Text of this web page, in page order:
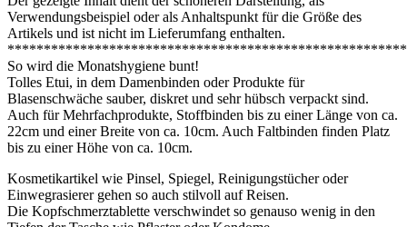
Verwendungsbeispiel oder als Anhaltspunkt für die Größe des
Artikels und ist nicht im Lieferumfang enthalten.
So wird die Monatshygiene bunt!
Tolles Etui, in dem Damenbinden oder Produkte für
Blasenschwäche sauber, diskret und sehr hübsch verpackt sind.
Auch für Mehrfachprodukte, Stoffbinden bis zu einer Länge von ca.
22cm und einer Breite von ca. 10cm. Auch Faltbinden finden Platz
bis zu einer Höhe von ca. 10cm.
Kosmetikartikel wie Pinsel, Spiegel, Reinigungstücher oder
Einwegrasierer gehen so auch stilvoll auf Reisen.
Die Kopfschmerztablette verschwindet so genauso wenig in den